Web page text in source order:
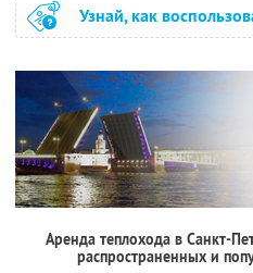
Узнай, как
Аренда теплохода в Санкт-
распространенных и